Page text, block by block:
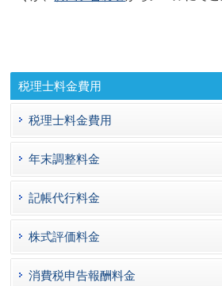
税理士料金費用
税理士料金費用
年末調整料金
記帳代行料金
株式評価料金
消費税申告報酬料金